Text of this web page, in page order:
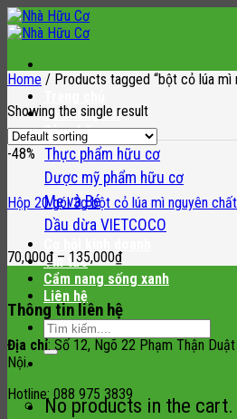
Skip
to
Về chúng tôi
Sản phẩm
Thực phẩm hữu cơ
Dược mỹ phẩm hữu cơ
Mẹ và Bé
Dầu dừa VIETCOCO
Tin tức
Cẩm nang sống xanh
Liên hệ
Search
for:
No products in the cart.
Home / Products tagged “bột cỏ lúa mì
Showing the single result
-48%
Hộp 20 gói 3g bột cỏ lúa mì nguyên
70,000₫– 135,000₫
Thông tin liên hệ
Địa chỉ: Số 12, Ngõ 22 Phạm Thận
Nội.
Hotline: 088 975 3839